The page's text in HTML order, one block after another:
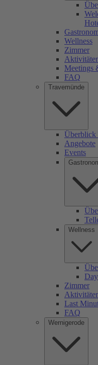
Wellness
Zimmer
Meetings
FAQ
Travemünde
Überblick
Angebote
Events
Wellness
Zimmer
Last
FAQ
Wernigerode